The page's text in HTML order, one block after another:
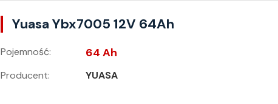
Yuasa Ybx7005 12V 64Ah
Pojemność: 64 Ah
Producent:
YUASA